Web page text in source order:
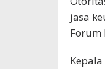
jasa
Forum